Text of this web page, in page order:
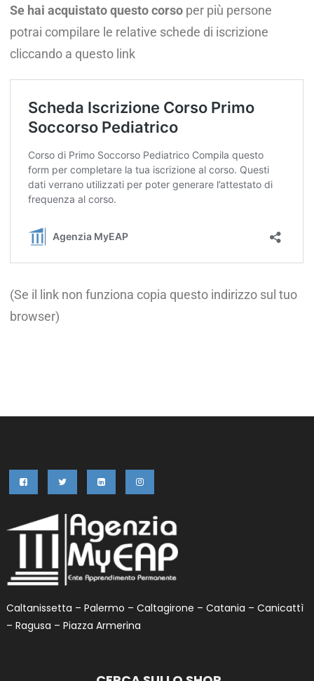
Se hai acquistato questo corso per più persone
potrai compilare le relative schede di iscrizione
cliccando a questo link
(Se il link non funziona copia questo indirizzo sul tuo
browser)
Caltanissetta – Palermo – Caltagirone – Catania – Canicattì
– Ragusa – Piazza Armerina